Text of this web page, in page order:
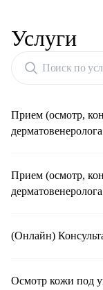
Услуги
Поиск по
Прием (осмотр,
Прием (осмотр,
(Онлайн)
Осмотр кожи под